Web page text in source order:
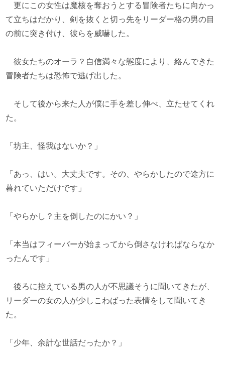
更にこの女性は魔核を奪おうとする冒険者たちに向かっ
て立ちはだかり、剣を抜くと切っ先をリーダー格の男の目
の前に突き付け、彼らを威嚇した。
彼女たちのオーラ？自信満々な態度により、絡んできた
冒険者たちは恐怖で逃げ出した。
そして後から来た人が僕に手を差し伸べ、立たせてくれ
た。
「坊主、怪我はないか？」
「あっ、はい。大丈夫です。その、やらかしたので途方に
暮れていただけです」
「やらかし？主を倒したのにかい？」
「本当はフィーバーが始まってから倒さなければならなか
ったんです」
後ろに控えている男の人が不思議そうに聞いてきたが、
リーダーの女の人が少しこわばった表情をして聞いてき
た。
「少年、余計な世話だったか？」